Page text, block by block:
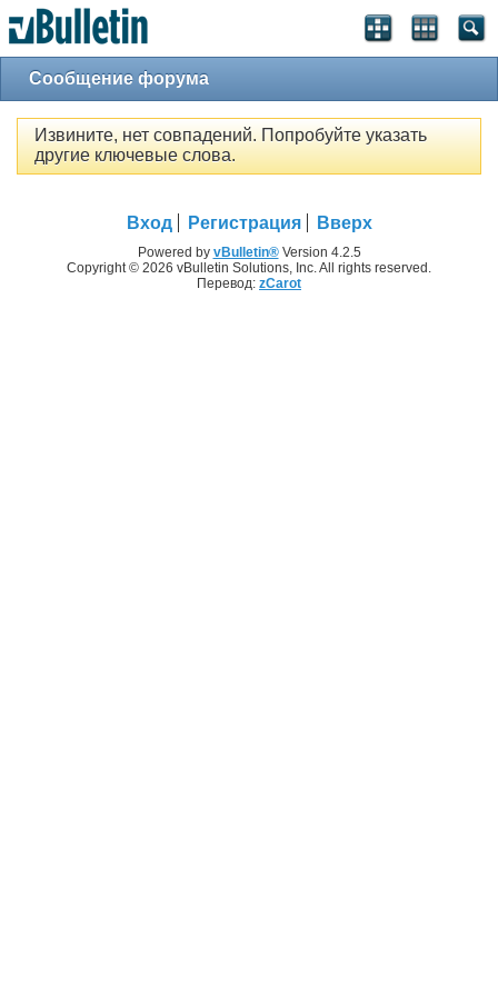
Сообщение форума
Извините, нет совпадений. Попробуйте указать
другие ключевые слова.
Вход Регистрация Вверх
Powered by vBulletin®Version 4.2.5
Copyright © 2026 vBulletin Solutions, Inc. All rights reserved.
Перевод: zCarot